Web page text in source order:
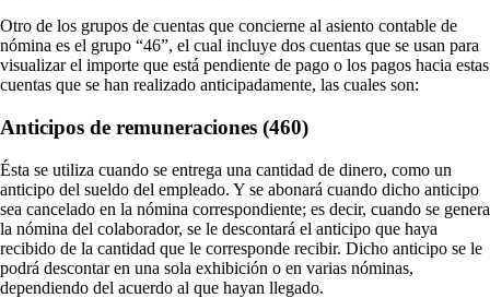
Otro de los grupos de cuentas que concierne al asiento contable de
nómina es el grupo “46”, el cual incluye dos cuentas que se usan para
visualizar el importe que está pendiente de pago o los pagos hacia estas
cuentas que se han realizado anticipadamente, las cuales son:
Anticipos de remuneraciones (460)
Ésta se utiliza cuando se entrega una cantidad de dinero, como un
anticipo del sueldo del empleado. Y se abonará cuando dicho anticipo
sea cancelado en la nómina correspondiente; es decir, cuando se genera
la nómina del colaborador, se le descontará el anticipo que haya
recibido de la cantidad que le corresponde recibir. Dicho anticipo se le
podrá descontar en una sola exhibición o en varias nóminas,
dependiendo del acuerdo al que hayan llegado.